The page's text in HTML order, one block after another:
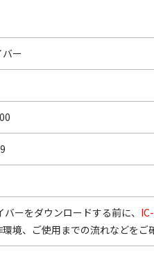
バー
ーをダウンロードする前に、
境、ご使用までの流れなどをご